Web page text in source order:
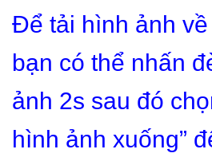
Để tải hình ảnh
bạn có thể nhấn
ảnh 2s sau đó
hình ảnh xuống”